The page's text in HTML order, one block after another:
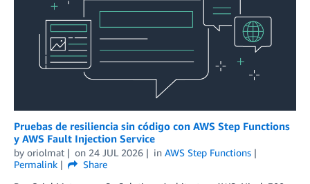
Pruebas de resiliencia sin código con AWS Step Functions
y AWS Fault Injection Service
by oriolmat on 24 JUL 2026 in AWS Step Functions
Permalink
Share